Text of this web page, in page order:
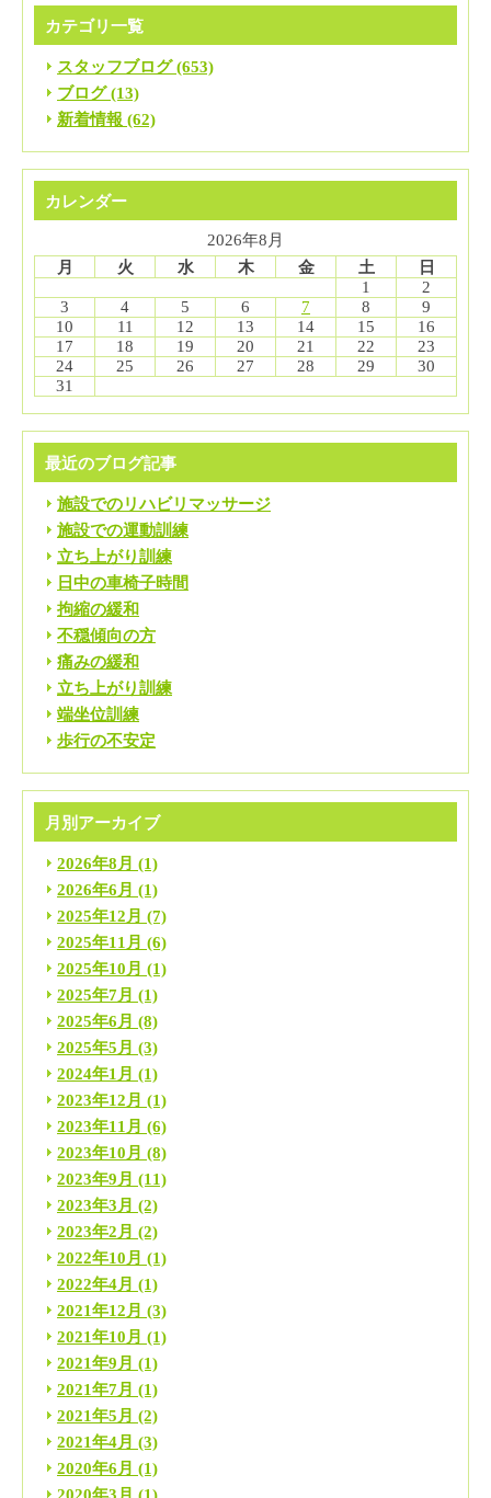
カテゴリ一覧
スタッフブログ (653)
ブログ (13)
新着情報 (62)
カレンダー
2026年8月
月
火 水 木 金 土
日
1
2
3
4 5 6 7 8
9
10
11 12 13 14 15
16
17
18 19 20 21 22
23
24
25 26 27 28 29
30
31
最近のブログ記事
施設でのリハビリマッサージ
施設での運動訓練
立ち上がり訓練
日中の車椅子時間
拘縮の緩和
不穏傾向の方
痛みの緩和
立ち上がり訓練
端坐位訓練
歩行の不安定
月別アーカイブ
2026年8月 (1)
2026年6月 (1)
2025年12月 (7)
2025年11月 (6)
2025年10月 (1)
2025年7月 (1)
2025年6月 (8)
2025年5月 (3)
2024年1月 (1)
2023年12月 (1)
2023年11月 (6)
2023年10月 (8)
2023年9月 (11)
2023年3月 (2)
2023年2月 (2)
2022年10月 (1)
2022年4月 (1)
2021年12月 (3)
2021年10月 (1)
2021年9月 (1)
2021年7月 (1)
2021年5月 (2)
2021年4月 (3)
2020年6月 (1)
2020年3月 (1)